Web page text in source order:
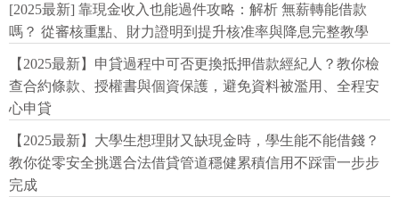
[2025最新] 靠現金收入也能過件攻略：解析 無薪轉能借款
嗎？ 從審核重點、財力證明到提升核准率與降息完整教學
【2025最新】申貸過程中可否更換抵押借款經紀人？教你檢
查合約條款、授權書與個資保護，避免資料被濫用、全程安
心申貸
【2025最新】大學生想理財又缺現金時，學生能不能借錢？
教你從零安全挑選合法借貸管道穩健累積信用不踩雷一步步
完成